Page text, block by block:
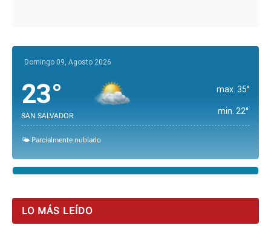
Domingo 09, Agosto 2026
23°
SAN SALVADOR
max. 35°
min. 22°
🌤️ Parcialmente nublado
LO MÁS LEÍDO